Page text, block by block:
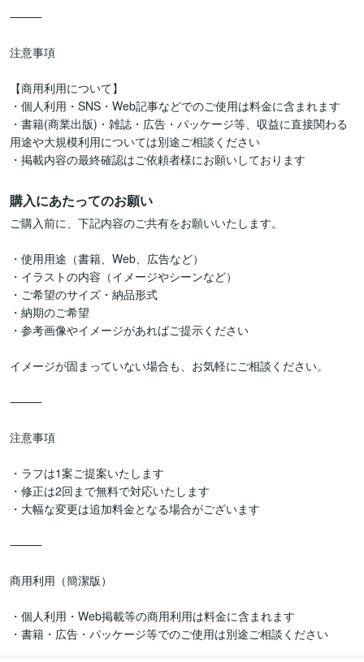
⸻
注意事項
【商用利用について】
・個人利用・SNS・Web記事などでのご使用は料金に含まれます
・書籍(商業出版)・雑誌・広告・パッケージ等、収益に直接関わる
用途や大規模利用については別途ご相談ください
購入にあたってのお願い
ご購入前に、下記内容のご共有をお願いいたします。
・使用用途（書籍、Web、広告など）
・イラストの内容（イメージやシーンなど）
・ご希望のサイズ・納品形式
・納期のご希望
・参考画像やイメージがあればご提示ください
イメージが固まっていない場合も、お気軽にご相談ください。
⸻
注意事項
・ラフは1案ご提案いたします
・修正は2回まで無料で対応いたします
・大幅な変更は追加料金となる場合がございます
⸻
商用利用（簡潔版）
・個人利用・Web掲載等の商用利用は料金に含まれます